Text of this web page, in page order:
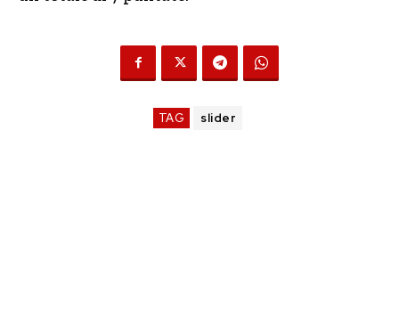
TAG slider